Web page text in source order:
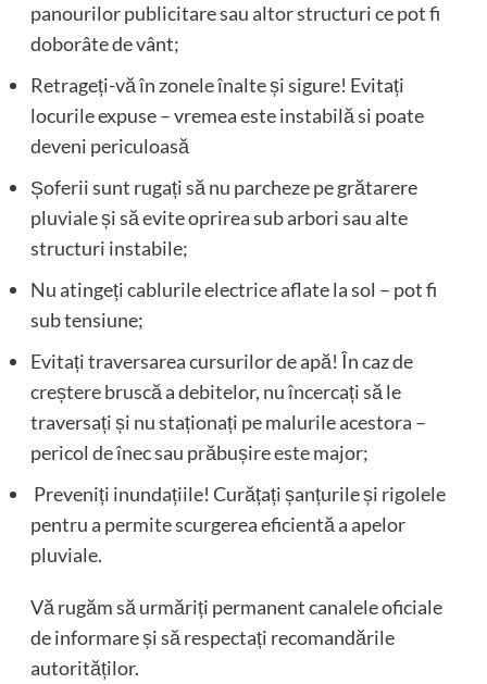
panourilor publicitare sau altor structuri ce pot fi
doborâte de vânt;
Retrageți-vă în zonele înalte și sigure! Evitați
locurile expuse – vremea este instabilă si poate
deveni periculoasă
Șoferii sunt rugați să nu parcheze pe grătarere
pluviale și să evite oprirea sub arbori sau alte
structuri instabile;
Nu atingeți cablurile electrice aflate la sol – pot fi
sub tensiune;
Evitați traversarea cursurilor de apă! În caz de
creștere bruscă a debitelor, nu încercați să le
traversați și nu staționați pe malurile acestora –
pericol de înec sau prăbușire este major;
Preveniți inundațiile! Curățați șanțurile și rigolele
pentru a permite scurgerea eficientă a apelor
pluviale.
Vă rugăm să urmăriți permanent canalele oficiale
de informare și să respectați recomandările
autorităților.